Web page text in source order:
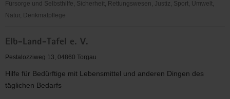
Fürsorge und Selbsthilfe, Sicherheit, Rettungswesen, Justiz, Sport, Umwelt,
Natur, Denkmalpflege
Verband
für
und
Jugendarbeit
Elb-Land-Tafel e. V.
Pestalozziweg 13, 04860 Torgau
Hilfe für Bedürftige mit Lebensmittel und anderen Dingen des
täglichen Bedarfs